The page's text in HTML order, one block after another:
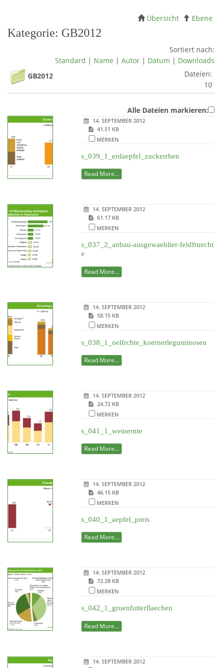
Übersicht Ebene
Kategorie: GB2012
Sortiert nach:
Standard | Name | Autor | Datum | Downloads
GB2012
Dateien:
10
Alle Dateien markieren:
14. SEPTEMBER 2012
41.51 KB
MERKEN
s_039_1_erdaepfel_zuckerrben
Read More...
14. SEPTEMBER 2012
61.17 KB
MERKEN
s_037_2_anbau-ausgewaehlter-feldfruecht
e
Read More...
14. SEPTEMBER 2012
58.15 KB
MERKEN
s_038_1_oelfrchte_koernerleguminosen
Read More...
14. SEPTEMBER 2012
24.72 KB
MERKEN
s_041_1_weinernte
Read More...
14. SEPTEMBER 2012
46.15 KB
MERKEN
s_040_1_aepfel_preis
Read More...
14. SEPTEMBER 2012
72.28 KB
MERKEN
s_042_1_gruenfutterflaechen
Read More...
14. SEPTEMBER 2012